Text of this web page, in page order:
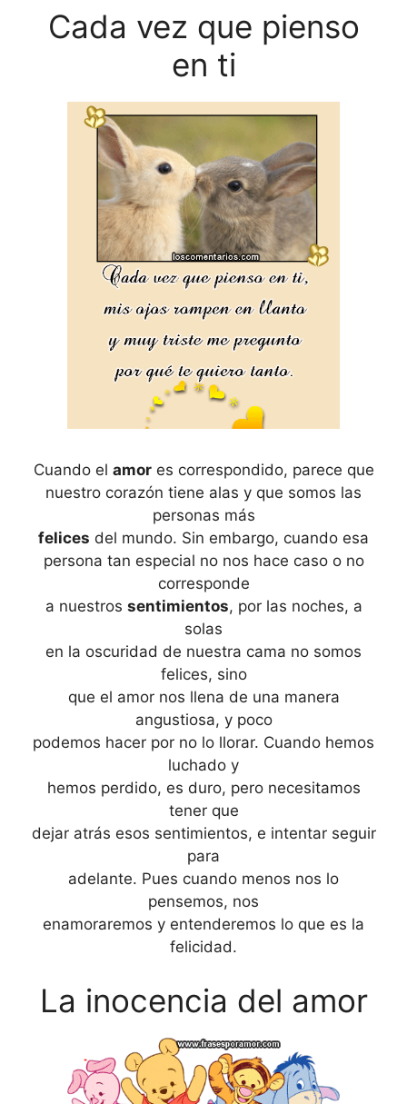
Cada vez que pienso
en ti
Cuando el amores correspondido, parece que
nuestro corazón tiene alas y que somos las
personas más
felices del mundo. Sin embargo, cuando esa
persona tan especial no nos hace caso o no
corresponde
a nuestros sentimientos, por las noches, a
solas
en la oscuridad de nuestra cama no somos
felices, sino
que el amor nos llena de una manera
angustiosa, y poco
podemos hacer por no lo llorar. Cuando hemos
luchado y
hemos perdido, es duro, pero necesitamos
tener que
dejar atrás esos sentimientos, e intentar seguir
para
adelante. Pues cuando menos nos lo
pensemos, nos
enamoraremos y entenderemos lo que es la
felicidad.
La inocencia del amor